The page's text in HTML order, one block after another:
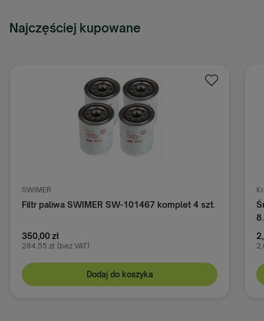
Najczęściej kupowane
SWIMER
Filtr paliwa SWIMER SW-101467 komplet 4 szt.
350,00 zł
284,55 zł (bez VAT)
Dodaj do koszyka